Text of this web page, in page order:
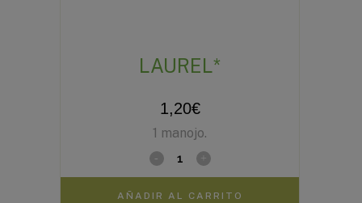
AÑADIR AL CARRITO
LAUREL*
1,20€
1 manojo.